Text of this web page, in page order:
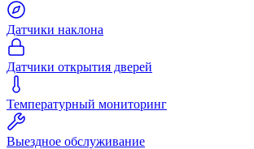
Датчики наклона
Датчики открытия дверей
Температурный мониторинг
Выездное обслуживание